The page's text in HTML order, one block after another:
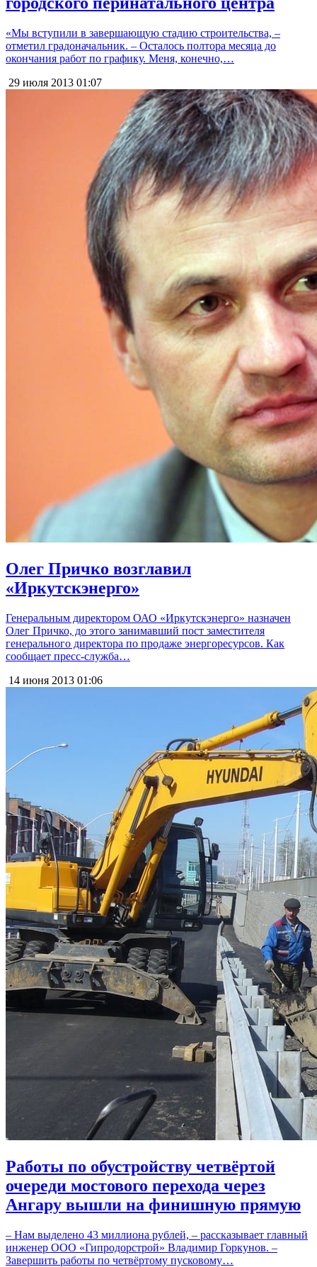
«Мы вступили в завершающую стадию строительства, –
отметил градоначальник. – Осталось полтора месяца до
окончания работ по графику. Меня, конечно,…
29 июля 2013 01:07
Олег Причко возглавил
«Иркутскэнерго»
Генеральным директором ОАО «Иркутскэнерго» назначен
Олег Причко, до этого занимавший пост заместителя
генерального директора по продаже энергоресурсов. Как
сообщает пресс-служба…
14 июня 2013 01:06
Работы по обустройству четвёртой
очереди мостового перехода через
Ангару вышли на финишную прямую
– Нам выделено 43 миллиона рублей, – рассказывает главный
инженер ООО «Гипродорстрой» Владимир Горкунов. –
Завершить работы по четвёртому пусковому…